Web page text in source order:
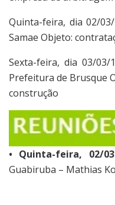
Quinta-feira, dia 02/
Samae Objeto:
Sexta-feira, dia 03/
Prefeitura de Brusque
construção
• Quinta-feira, 02/03
Guabiruba – Mathias